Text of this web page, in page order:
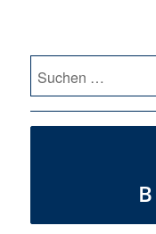
Suche
nach: